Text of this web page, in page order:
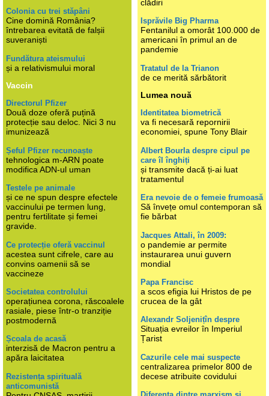
Colonia cu trei stăpâni
Cine domină România?
întrebarea evitată de falșii
suveraniști
Fundătura ateismului
și a relativismului moral
Vaccin
Directorul Pfizer
Două doze oferă puțină
protecție sau deloc. Nici 3 nu
imunizează
Șeful Pfizer recunoaște
tehnologica m-ARN poate
modifica ADN-ul uman
Testele pe animale
și ce ne spun despre efectele
vaccinului pe termen lung,
pentru fertilitate și femei
gravide.
Ce protecție oferă vaccinul
acestea sunt cifrele, care au
convins oamenii să se
vaccineze
Societatea controlului
operațiunea corona, răscoalele
rasiale, piese într-o tranziție
postmodernă
Școala de acasă
interzisă de Macron pentru a
apăra laicitatea
Rezistența spirituală
anticomunistă
clădiri
Isprăvile Big Pharma
Fentanilul a omorât 100.000 de
americani în primul an de
pandemie
Tratatul de la Trianon
de ce merită sărbătorit
Lumea nouă
Identitatea biometrică
va fi necesară repornirii
economiei, spune Tony Blair
Albert Bourla despre cipul pe
care îl înghiți
și transmite dacă ți-ai luat
tratamentul
Era nevoie de o femeie frumoasă
Să învețe omul contemporan să
fie bărbat
Jacques Attali, în 2009:
o pandemie ar permite
instaurarea unui guvern
mondial
Papa Francisc
a scos efigia lui Hristos de pe
crucea de la gât
Alexandr Soljenițîn despre
Situația evreilor în Imperiul
Țarist
Cazurile cele mai suspecte
centralizarea primelor 800 de
decese atribuite covidului